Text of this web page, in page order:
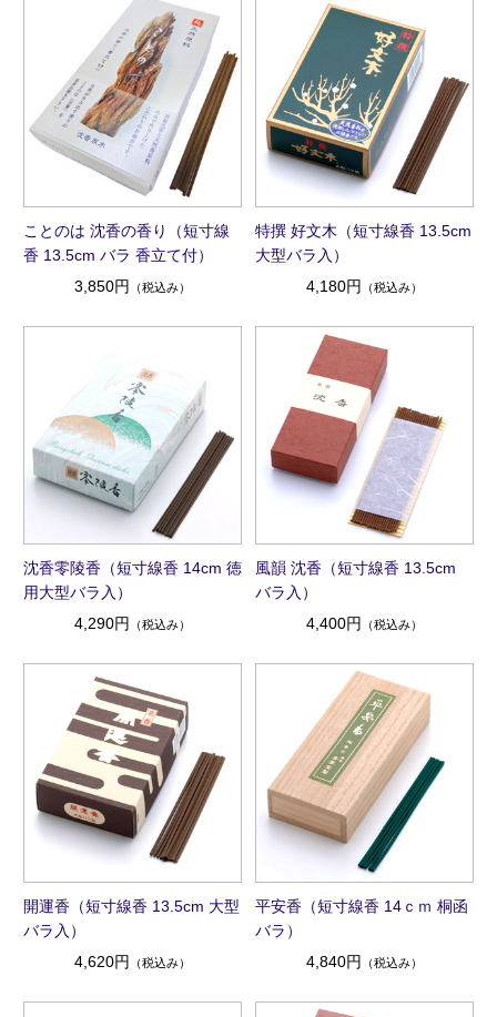
ことのは 沈香の香り（短寸線
香 13.5cm バラ 香立て付）
3,850円
（税込み）
特撰 好文木（短寸線香 13.5cm
大型バラ入）
4,180円
（税込み）
沈香零陵香（短寸線香 14cm 徳
用大型バラ入）
4,290円
（税込み）
風韻 沈香（短寸線香 13.5cm
バラ入）
4,400円
（税込み）
開運香（短寸線香 13.5cm 大型
バラ入）
4,620円 （税込み）
平安香（短寸線香 14ｃｍ 桐函
バラ）
4,840円
（税込み）